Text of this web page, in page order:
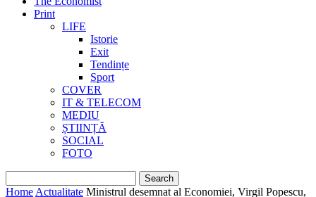
Print
LIFE
Istorie
Exit
Tendințe
Sport
COVER
IT & TELECOM
MEDIU
ȘTIINȚĂ
SOCIAL
FOTO
Home Actualitate Ministrul desemnat al Economiei, Virgil Popescu,